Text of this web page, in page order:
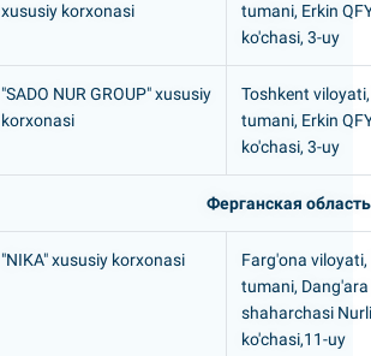
xususiy korxonasi
tumani, Erkin
ko'chasi, 3-uy
"SADO NUR GROUP" xususiy
korxonasi
Toshkent
tumani, Erkin
ko'chasi, 3-uy
Ферганская область
"NIKA" xususiy korxonasi
Farg'ona
tumani, Dang'ara
shaharchasi
ko'chasi,11-uy